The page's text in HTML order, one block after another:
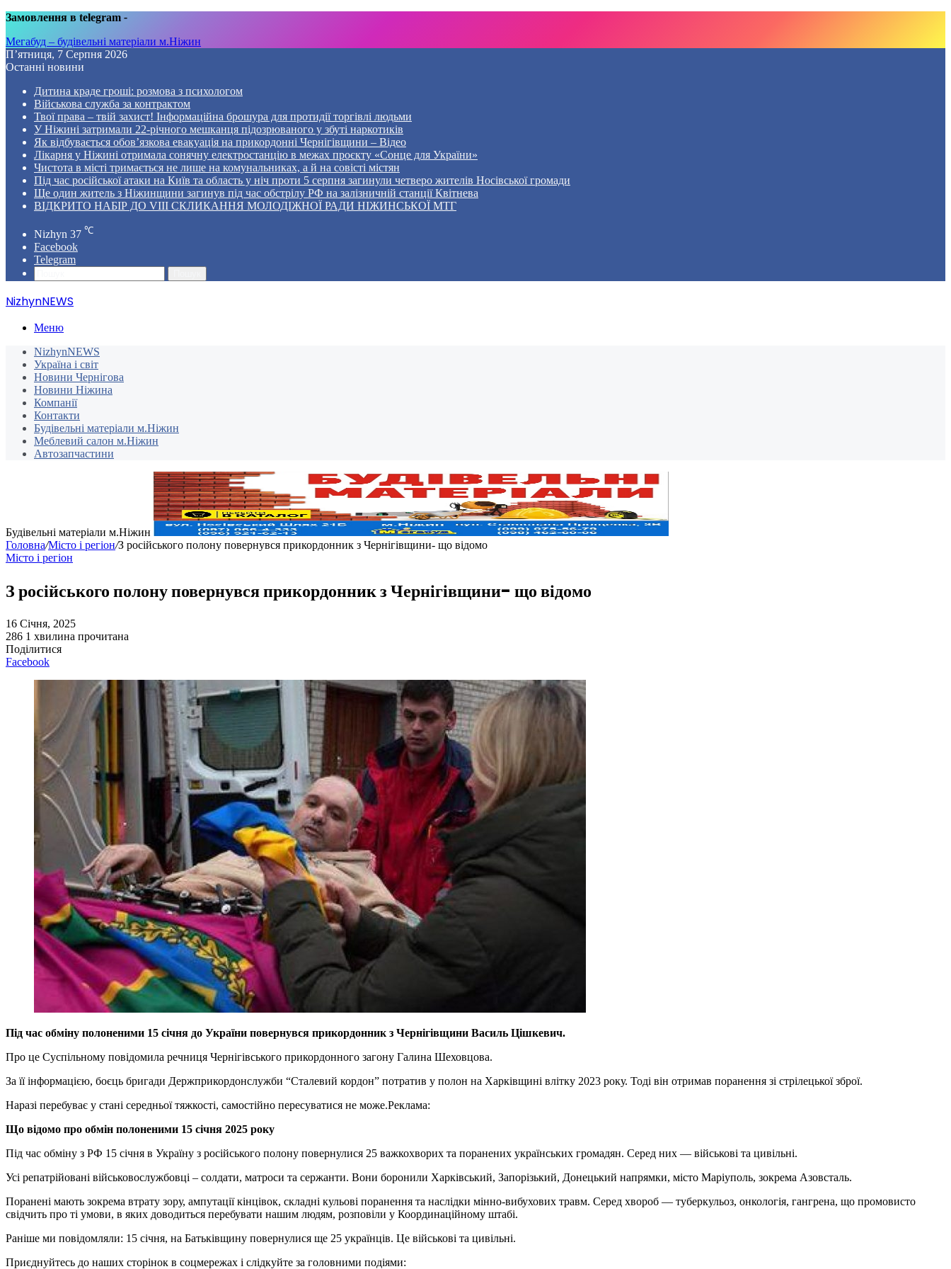
Замовлення в telegram -
Мегабуд – будівельні матеріали м.Ніжин
П’ятниця, 7 Серпня 2026
Останні новини
Дитина краде гроші: розмова з психологом
Військова служба за контрактом
Твої права – твій захист! Інформаційна брошура для протидії торгівлі людьми
У Ніжині затримали 22-річного мешканця підозрюваного у збуті наркотиків
Як відбувається обов’язкова евакуація на прикордонні Чернігівщини – Відео
Лікарня у Ніжині отримала сонячну електростанцію в межах проєкту «Сонце для України»
Чистота в місті тримається не лише на комунальниках, а й на совісті містян
Під час російської атаки на Київ та область у ніч проти 5 серпня загинули четверо жителів Носівської громади
Ще один житель з Ніжинщини загинув під час обстрілу РФ на залізничній станції Квітнева
ВІДКРИТО НАБІР ДО VIII СКЛИКАННЯ МОЛОДІЖНОЇ РАДИ НІЖИНСЬКОЇ МТГ
Nizhyn 37 ℃
Facebook
Telegram
NizhynNEWS
Меню
NizhynNEWS
Україна і світ
Новини Чернігова
Новини Ніжина
Компанії
Контакти
Будівельні матеріали м.Ніжин
Меблевий салон м.Ніжин
Автозапчастини
Будівельні матеріали м.Ніжин
Головна/Місто і регіон/З російського полону повернувся прикордонник з Чернігівщини- що відомо
Місто і регіон
З російського полону повернувся прикордонник з Чернігівщини- що відомо
16 Січня, 2025
286 1 хвилина прочитана
Поділитися
Facebook
Під час обміну полоненими 15 січня до України повернувся прикордонник з Чернігівщини Василь Цішкевич.
Про це Суспільному повідомила речниця Чернігівського прикордонного загону Галина Шеховцова.
За її інформацією, боєць бригади Держприкордонслужби “Сталевий кордон” потратив у полон на Харківщині влітку 2023 року. Тоді він отримав поранення зі стрілецької зброї.
Наразі перебуває у стані середньої тяжкості, самостійно пересуватися не може.Реклама:
Що відомо про обмін полоненими 15 січня 2025 року
Під час обміну з РФ 15 січня в Україну з російського полону повернулися 25 важкохворих та поранених українських громадян. Серед них — військові та цивільні.
Усі репатрійовані військовослужбовці – солдати, матроси та сержанти. Вони боронили Харківський, Запорізький, Донецький напрямки, місто Маріуполь, зокрема Азовсталь.
Поранені мають зокрема втрату зору, ампутації кінцівок, складні кульові поранення та наслідки мінно-вибухових травм. Серед хвороб — туберкульоз, онкологія, гангрена, що промовисто
свідчить про ті умови, в яких доводиться перебувати нашим людям, розповіли у Координаційному штабі.
Раніше ми повідомляли: 15 січня, на Батьківщину повернулися ще 25 українців. Це військові та цивільні.
Приєднуйтесь до наших сторінок в соцмережах і слідкуйте за головними подіями: